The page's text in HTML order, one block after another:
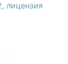
лицензия